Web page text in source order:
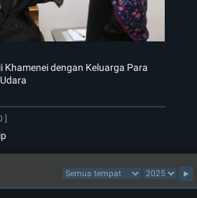
Khamenei dengan Keluarga Para